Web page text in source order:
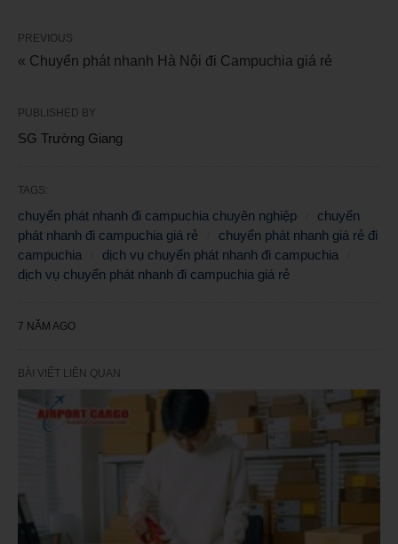
PREVIOUS
« Chuyển phát nhanh Hà Nội đi Campuchia giá rẻ
PUBLISHED BY
SG Trường Giang
TAGS:
chuyển phát nhanh đi campuchia chuyên nghiệp
chuyển
phát nhanh đi campuchia giá rẻ
chuyển phát nhanh giá rẻ đi
campuchia
dịch vụ chuyển phát nhanh đi campuchia
dịch vụ chuyển phát nhanh đi campuchia giá rẻ
7 NĂM AGO
BÀI VIẾT LIÊN QUAN